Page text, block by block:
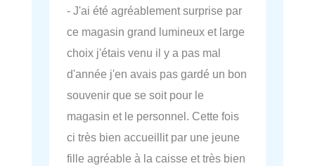
- J'ai été agréablement surprise par
ce magasin grand lumineux et large
choix j'étais venu il y a pas mal
d'année j'en avais pas gardé un bon
souvenir que se soit pour le
magasin et le personnel. Cette fois
ci très bien accueillit par une jeune
fille agréable à la caisse et très bien